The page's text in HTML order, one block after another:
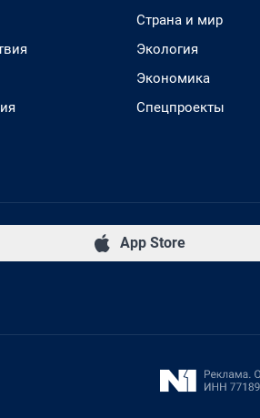
Страна и мир
Экология
Экономика
Спецпроекты
App Store